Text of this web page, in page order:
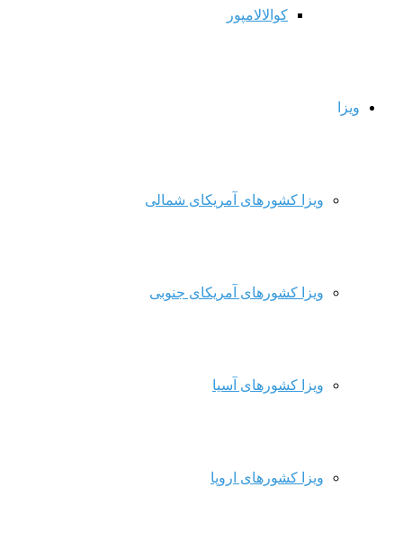
کوالالامپور
ویزا
ویزا کشورهای آمریکای شمالی
ویزا کشورهای آمریکای جنوبی
ویزا کشورهای آسیا
ویزا کشورهای اروپا